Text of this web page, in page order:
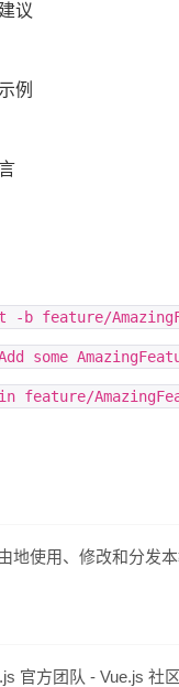
议
例
-b feature/
some
feature/
地使用、修改和分发
官方团队 - Vue.js 社